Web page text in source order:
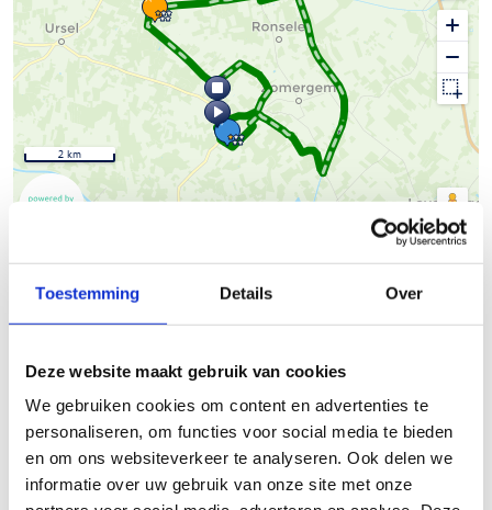
Toestemming Details Over
Deze website maakt gebruik van cookies
We gebruiken cookies om content en advertenties te
personaliseren, om functies voor social media te bieden
en om ons websiteverkeer te analyseren. Ook delen we
informatie over uw gebruik van onze site met onze
© OpenStreetMap contributors
2 km
Beschrijving van de route
De manege ‘Den Draver’ is het vertrekpunt van de
menroute ‘Schipdonk’
. Ook via manege Equifun, net over
de grens in Adegem, heb je een korte inrijroute naar de
Schipdonkroute. Beide maneges beschikken over de nodige
faciliteiten voor paard en ruiter.